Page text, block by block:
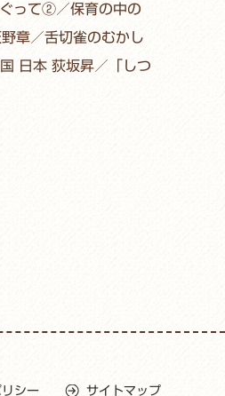
って②／保育の中の
章／舌切雀のむかし
日本 荻坂昇／「しつ
シー サイトマップ